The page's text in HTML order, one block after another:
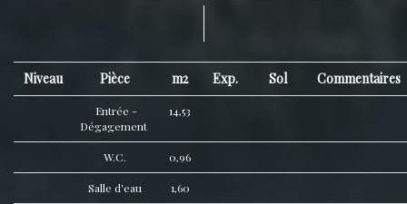
Niveau Pièce m2 Exp. Sol Commentaires
Entrée -
Dégagement
14,53
W.C. 0,96
Salle d'eau 1,60